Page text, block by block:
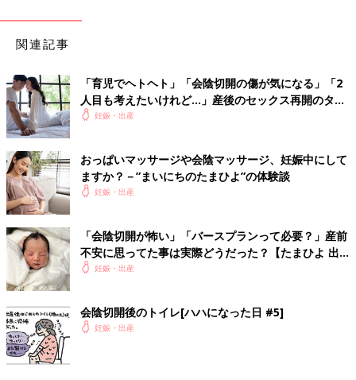
関連記事
「育児でヘトヘト」「会陰切開の傷が気になる」「2
人目も考えたいけれど…」産後のセックス再開のタイ
ミングは？
妊娠・出産
おっぱいマッサージや会陰マッサージ、妊娠中にして
ますか？－”まいにちのたまひよ”の体験談
妊娠・出産
「会陰切開が怖い」「バースプランって必要？」産前
不安に思ってた事は実際どうだった？【たまひよ 出
産体験談】
妊娠・出産
会陰切開後のトイレ[ハハになった日 #5]
妊娠・出産